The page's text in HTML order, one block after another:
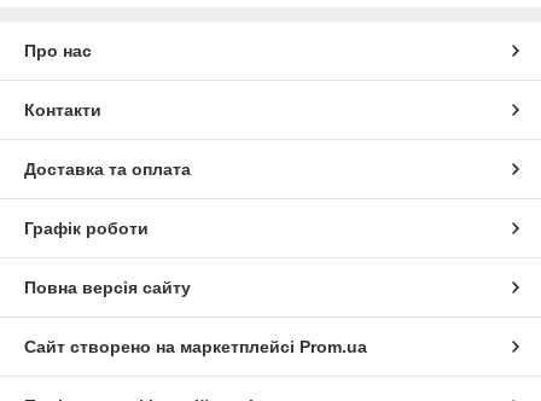
Про нас
Контакти
Доставка та оплата
Графік роботи
Повна версія сайту
Сайт створено на маркетплейсі Prom.ua